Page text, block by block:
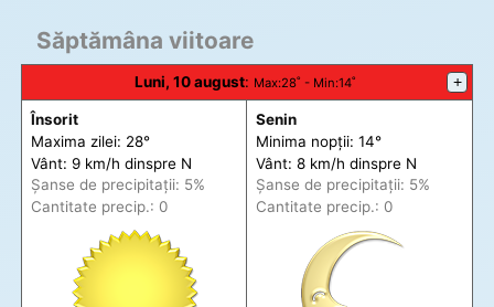
Săptămâna viitoare
Luni, 10 august: Max:28˚ - Min:14˚ +
Însorit
Maxima zilei: 28°
Vânt: 9 km/h dinspre N
Șanse de precipitații: 5%
Cantitate precip.: 0
Senin
Minima nopții: 14°
Vânt: 8 km/h dinspre N
Șanse de precipitații: 5%
Cantitate precip.: 0